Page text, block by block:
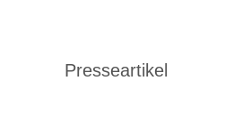
Presseartikel